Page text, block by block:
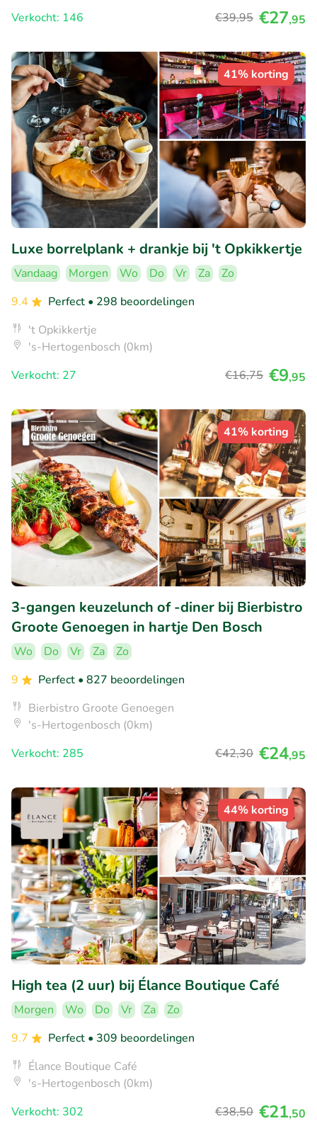
Verkocht: 146 €39,95 €27,95
41% korting
Luxe borrelplank + drankje bij 't Opkikkertje
Vandaag Morgen Wo Do Vr Za
Zo
9.4
Perfect • 298 beoordelingen
't Opkikkertje
's-Hertogenbosch (0km)
Verkocht: 27
€16,75 €9,95
41% korting
3-gangen keuzelunch of -diner bij Bierbistro
Groote Genoegen in hartje Den Bosch
Wo Do Vr Za
Zo
9
Perfect • 827 beoordelingen
Bierbistro Groote Genoegen
's-Hertogenbosch (0km)
Verkocht: 285
€42,30 €24,95
44% korting
High tea (2 uur) bij Élance Boutique Café
Morgen Wo Do Vr Za
Zo
9.7
Perfect • 309 beoordelingen
Élance Boutique Café
's-Hertogenbosch (0km)
Verkocht: 302
€38,50 €21,50